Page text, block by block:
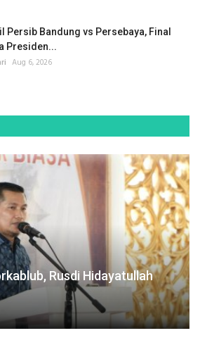
Persib Bandung vs Persebaya, Final
Presiden...
Aug 6, 2026
Rusdi Hidayatullah